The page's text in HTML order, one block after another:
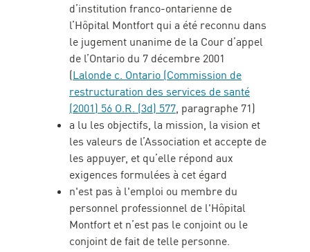
d’institution franco-ontarienne de
l’Hôpital Montfort qui a été reconnu dans
le jugement unanime de la Cour d’appel
de l’Ontario du 7 décembre 2001
(Lalonde c. Ontario (Commission de
restructuration des services de santé
(2001) 56 O.R. (3d) 577, paragraphe 71)
a lu les objectifs, la mission, la vision et
les valeurs de l’Association et accepte de
les appuyer, et qu’elle répond aux
exigences formulées à cet égard
n'est pas à l'emploi ou membre du
personnel professionnel de l'Hôpital
Montfort et n’est pas le conjoint ou le
conjoint de fait de telle personne.